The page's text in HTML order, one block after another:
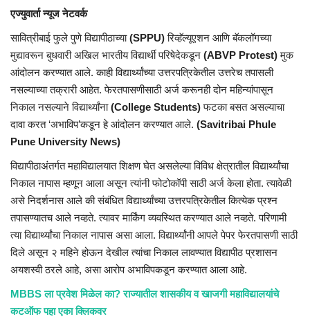
एज्युवार्ता न्यूज नेटवर्क
सावित्रीबाई फुले पुणे विद्यापीठाच्या(SPPU)रिव्हॅल्यूएशन आणि बॅकलॉगच्या
मुद्यावरून बुधवारी अखिल भारतीय विद्यार्थी परिषेदेकडून (ABVP Protest)मुक
आंदोलन करण्यात आले. काही विद्यार्थ्यांच्या उत्तरपत्रिकेतील उत्तरेच तपासली
नसल्याच्या तक्रारी आहेत. फेरतपासणीसाठी अर्ज करूनही दोन महिन्यांपासून
निकाल नसल्याने विद्यार्थ्यांना(College Students)फटका बसत असल्याचा
दावा करत ‘अभाविप’कडून हे आंदोलन करण्यात आले. (Savitribai Phule
Pune University News)
विद्यापीठाअंतर्गत महाविद्यालयात शिक्षण घेत असलेल्या विविध क्षेत्रातील विद्यार्थ्यांचा
निकाल नापास म्हणून आला असून त्यांनी फोटोकॉपी साठी अर्ज केला होता. त्यावेळी
असे निदर्शनास आले की संबंधित विद्यार्थ्यांच्या उत्तरपत्रिकेतील कित्येक प्रश्न
तपासण्यातच आले नव्हते. त्यावर मार्किंग व्यवस्थित करण्यात आले नव्हते. परिणामी
त्या विद्यार्थ्यांचा निकाल नापास असा आला. विद्यार्थ्यांनी आपले पेपर फेरतपासणी साठी
दिले असून २ महिने होऊन देखील त्यांचा निकाल लावण्यात विद्यापीठ प्रशासन
अयशस्वी ठरले आहे, असा आरोप अभाविपकडून करण्यात आला आहे.
MBBS ला प्रवेश मिळेल का? राज्यातील शासकीय व खाजगी महाविद्यालयांचे
कटऑफ पहा एका क्लिकवर